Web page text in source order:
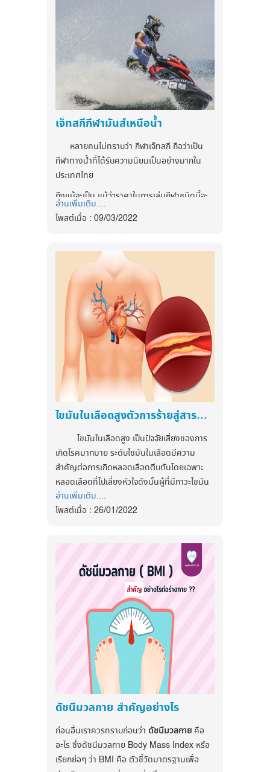
บนหมวกก่อนบิดให้หมาด วิธีนี้ช่วยให้หมวกกัก
เก็บความเย็นได้นานขึ้น
3. อย่าขาดน้ำ
พกน้ำเปล่าไปด้วย แนะนำว่าควรเป็นน้ำ
เย็นผสมน้ำแข็งปั่นในสัดส่วนน้ำแข็ง 70 % กับ
น้ำ 30% เพราะเป็นความเย็นที่เหมาะสม แต่อย่า
เทเข้าปากทีเดียวเพราะจะทำให้จุก จิบน้อย ๆ แต่
บ่อย ๆ แม้ไม่กระหายน้ำ ภายในหนึ่งชั่วโมงควร
ดื่มน้ำให้ได้ประมาณน้ำเปล่าหนึ่งขวดกลาง
4. คลายร้อนด้วยผ้าเย็น
คอยซับหน้า คอ แขน ขา ข้อพับเข่า และใต้
รักแร้ก่อนออกกำลังกาย 5-20 นาที วิธีนี้ไม่
จำเป็นต้องซื้อผ้าเย็นจริงๆ เพียงนำผ้าขนหนูแช่
น้ำเย็นชั่วครู่หรือห่อน้ำแข็งก้อนแล้วเอาหนังสติ
กรัดไว้ อีกวิธีคือหาขวดน้ำเย็นเจี๊ยบขนาดเหมาะ
5. หมั่นสังเกตตัวเอง
วิธีง่ายๆ ที่จะบอกว่าเราเป็นลมแดดหรือ
แค่เพลียแดดให้สังเกตว่าเรามีอาการเหล่านี้ไหม
1. ตัวร้อน 2. เหงื่อไม่ออก และ 3. มีอาการทาง
ประสาท เช่น เบลอ กระสับกระส่าย มึนงง หน้า
มืด เหล่านี้ให้สงสัยไว้ก่อนเพราะถ้าแค่เพลียแดด
ร่างกายจะยังทำงานได้เป็นปกติ ยังมีเหงื่อให้เห็น
และสติยังคงสมบูรณ์
รุนแรงแนะนำให้พบแพทย์เพื่อรักษาอย่างเหมาะ
สม
อาหารชนิดใดที่ไม่ควรรับ
ประทานเมื่อท้องว่าง
เนื่องจากกระเพาะอาหารคือกล้ามเนื้อชนิด
หนึ่งซึ่งเป็นโปรตีน เมื่อท้องว่างน้ำย่อยบางส่วน
จะหลั่งออกมาในกระเพาะเพื่อรอย่อยอาหาร ทำให้
ประทานอาหารที่มีฤทธิ์เป็นกรด หรือ ผลไม้ที่มี
เอนไซม์ช่วยย่อยอาหารจำพวกโปรตีนก่อนอาหาร
เป็นประจำ เช่น
สัปปะรดจะทำให้ระคายเคืองและเกิดแผลใน
กระเพาะอาหารได้
.
ติดตามข่าวสารสุขภาพและนวัตกรรมด้าน
สุขภาพได้ที่
Facebook : myHealthFirst
เว็บไซต์ :https://myhealthgroup.net
เจ็ทสกีกีฬามันส์เหนือน้ำ
หลายคนไม่ทราบว่า กีฬาเจ็ทสกี ถือว่าเป็น
กีฬาทางน้ำที่ได้รับความนิยมเป็นอย่างมากใน
ประเทศไทย
ถึงแม้จะเป็น แม้ว่าราคาในการเล่นกีฬาชนิดนี้จะ
ค่อนข้างสูง แต่มันก็ไม่เคยได้รับความนิยมน้อย
เจ็ทสกีถือเป็นการแข่งขันทางเรือประเภท
หนึ่ง แต่ต้องแข่งกันด้วยความเร็วสูง ถ้าทางบก
ก็จะเป็นการแข่งขันมอเตอร์ไซต์วิบาก ความ
ท้าทายก็คือการบังคับเรือ ทรงตัวอยู่บนเจ็ตสกี
ย่อมไม่ใช่เรื่องง่าย เพราะต้องควบคุมความเร็ว
และออกแรงในการควบคุมเจ็ตสกี ซึ่งจะใช้กล้าม
เนื้อเกือบทุกส่วนของร่างกาย ไหนจะคลื่นที่ซัด
เข้ามาตลอดเวลา
ไม่ใช่เรื่องง่ายเลยจริงๆ และรู้มั๊ยว่า สามารถ
เบิร์นแคลอรี่ได้มากกว่าการวิ่งถึง 2 เท่าเลยน๊า
อ่านเพิ่มเติม....
โพสต์เมื่อ : 09/03/2022
ไขมันในเลือดสูงตัวการร้ายสู่สารพัดโรค
ไขมันในเลือดสูง เป็นปัจจัยเสี่ยงของการ
เกิดโรคมากมาย ระดับไขมันในเลือดมีความ
สำคัญต่อการเกิดหลอดเลือดตีบตันโดยเฉพาะ
หลอดเลือดที่ไปเลี่ยงหัวใจดังนั้นผู้ที่มีภาวะไขมัน
ในเลือดสูงจึงมีโอกาสเป็นโรคหัวใจขาดเลือด
สมองขาดเลือด อัมพฤกษ์ อัมพาตได้
ร่างกายสามารถสังเคราะห์ขึ้นได้เองจากตับและ
ลำไส้ หรือได้รับจากสารอาหารที่รับประทานเข้าไป
จะพบมากในไขมันสัตว์ ปริมาณไขมันขึ้นอยู่กับ
ชนิดของอาหาร คอเลสเตอรอลมีความสำคัญต่อ
ร่างกาย เป็นส่วนสำคัญของเซลล์ต่างๆ โดย
เฉพาะอย่างยิ่งเซลล์สมอง แต่หากมีไขมัน
คอเลสเตอรอลมากเกินไปไขมันเหล่านี้จะไปสะสม
อยู่ตามผนังหลอดเลือดแดงทั่วร่างกาย เช่น
หลอดเลือดสมอง หลอดเลือดหัวใจ ทำให้เกิด
เส้นเลือดแข็งตัว และการตีบตันของหลอดเลือด
ในอนาคต
สาเหตุ ภาวะไขมันในเลือดสูง
อ่านเพิ่มเติม....
โพสต์เมื่อ : 26/01/2022
ดัชนีมวลกาย สำคัญอย่างไร
ก่อนอื่นเราควรทราบก่อนว่าดัชนีมวลกาย คือ
อะไร ซึ่งดัชนีมวลกาย Body Mass Index หรือ
เรียกย่อๆ ว่า BMI คือ ตัวชี้วัดมาตรฐานเพื่อ